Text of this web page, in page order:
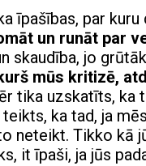
īpašības, par
un runāt par
skaudība, jo
mūs kritizē,
tika uzskatīts, ka
teikts, ka tad, ja
neteikt. Tikko kā
it īpaši, ja jūs